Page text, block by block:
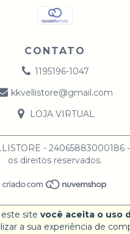
site você aceita o uso
a sua experiência de
CONTATO
1195196-1047
kkvellistore@gmail.com
LOJA VIRTUAL
- 24065883000186
os direitos reservados.